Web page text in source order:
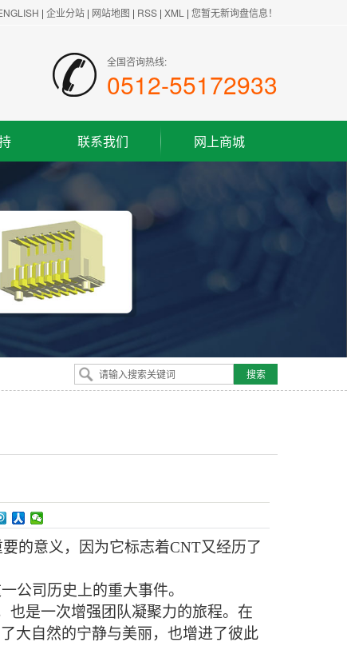
| 企业分站 | 网站地图 | RSS | XML | 您暂无新询盘信息！
全国咨询热线:
0512-55172933
联系我们
联系方式
客户留言
网上商城
的意义，因为它标志着CNT又经历了
公司历史上的重大事件。
也是一次增强团队凝聚力的旅程。在
大自然的宁静与美丽，也增进了彼此